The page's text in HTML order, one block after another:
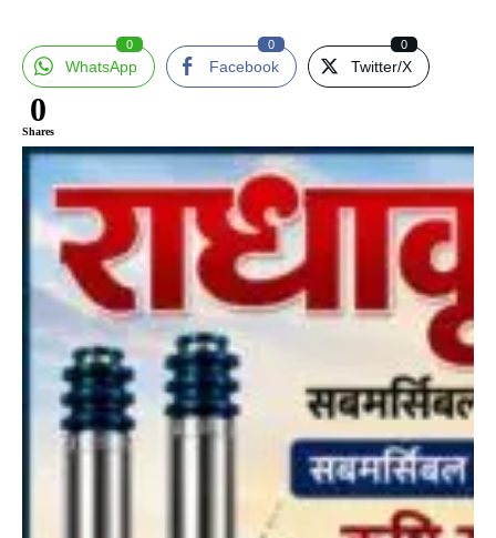
WhatsApp
0
Facebook
0
Twitter/X
0
0
Shares